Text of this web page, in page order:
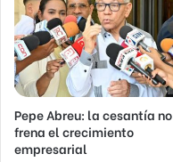
Pepe Abreu: la cesantía no
frena el crecimiento
empresarial